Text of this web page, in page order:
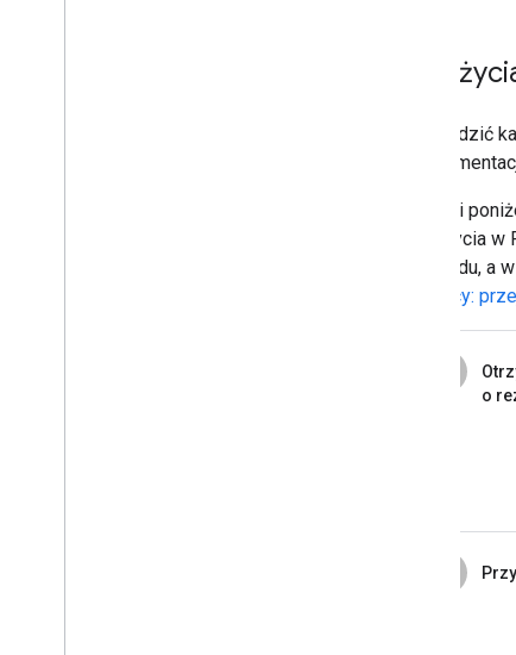
Cykl
Aby śledzić
w
W tabeli
cyklu życia
przejazdu, a
kierowcy:
o